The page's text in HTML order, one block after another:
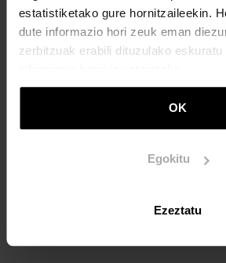
estatistiketako gure hornitzaileekin.
dute informazio hori zeuk eman
zerbitzuak erabili dituzulako eskuratu
OK
Egokitu
Ezeztatu